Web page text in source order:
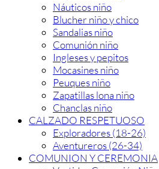
Náuticos niño
Blucher niño y chico
Sandalias niño
Comunión niño
Ingleses y pepitos
Mocasines niño
Peuques niño
Zapatillas lona niño
Chanclas niño
CALZADO RESPETUOSO
Exploradores (18-26)
Aventureros (26-34)
COMUNION Y CEREMONIA